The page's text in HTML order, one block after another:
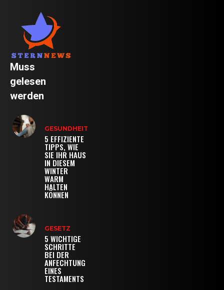
Muss
gelesen
werden
GESUNDHEIT
5 EFFIZIENTE
TIPPS, WIE
SIE IHR HAUS
IN DIESEM
WINTER
WARM
HALTEN
KÖNNEN
GESETZ
5 WICHTIGE
SCHRITTE
BEI DER
ANFECHTUNG
EINES
TESTAMENTS